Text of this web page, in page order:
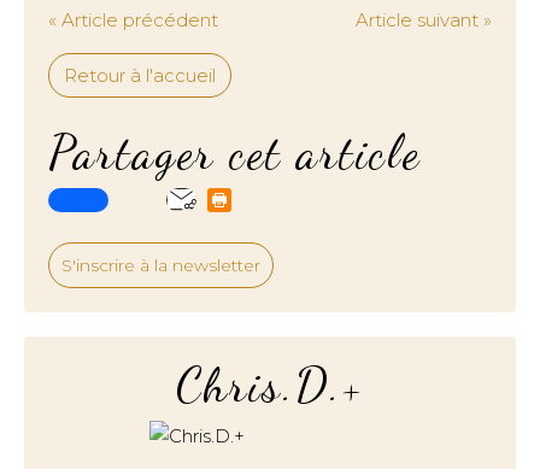
« Article précédent Article suivant »
Retour à l'accueil
Partager cet article
S'inscrire à la newsletter
Chris.D.+